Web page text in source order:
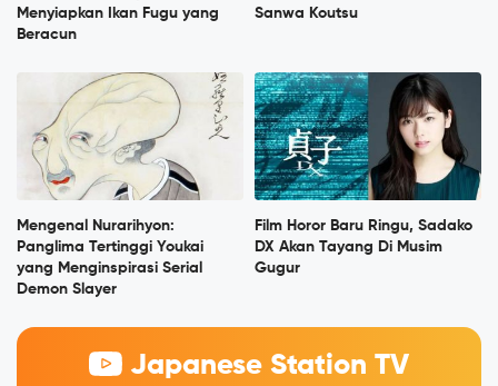
Menyiapkan Ikan Fugu yang
Beracun
Sanwa Koutsu
Mengenal Nurarihyon:
Panglima Tertinggi Youkai
yang Menginspirasi Serial
Demon Slayer
Film Horor Baru Ringu, Sadako
DX Akan Tayang Di Musim
Gugur
Japanese Station TV